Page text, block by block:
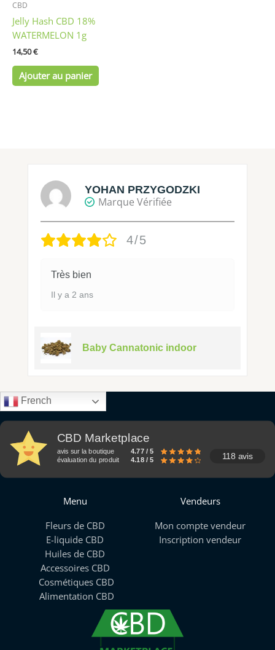
CBD
Jelly Hash CBD 18%
WATERMELON 1g
14,50€
Ajouter au panier
YOHAN PRZYGODZKI
Marque Vérifiée
4/5
Très bien
Il y a 2 ans
Baby Cannatonic indoor
French
CBD Marketplace
avis sur la boutique
4.77 / 5
évaluation du produit
4.18 / 5 118 avis
Menu
Fleurs de CBD
E-liquide CBD
Huiles de CBD
Accessoires CBD
Cosmétiques CBD
Alimentation CBD
Vendeurs
Mon compte vendeur
Inscription vendeur